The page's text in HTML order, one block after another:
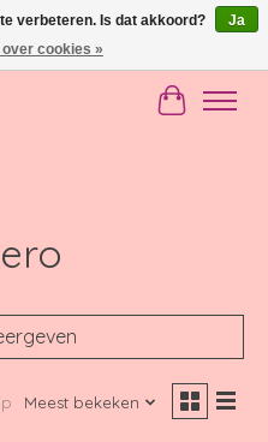
Meest bekeken
verbeteren. Is dat akkoord?
Ja
over cookies »